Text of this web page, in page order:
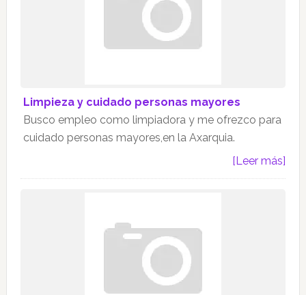
Limpieza y cuidado personas mayores
Busco empleo como limpiadora y me ofrezco para
cuidado personas mayores,en la Axarquia.
[Leer más]